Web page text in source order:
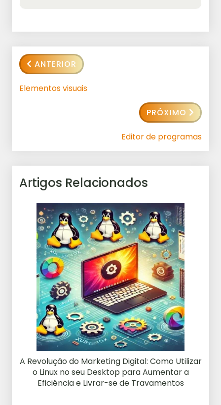
ANTERIOR
Elementos visuais
PRÓXIMO
Editor de programas
Artigos Relacionados
A Revolução do Marketing Digital: Como Utilizar
o Linux no seu Desktop para Aumentar a
Eficiência e Livrar-se de Travamentos